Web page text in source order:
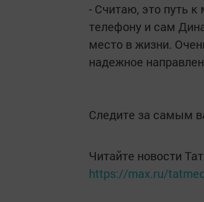
- Считаю, это путь
телефону и сам
место в жизни.
надежное
Следите за самым
Читайте новости
https://max.ru/